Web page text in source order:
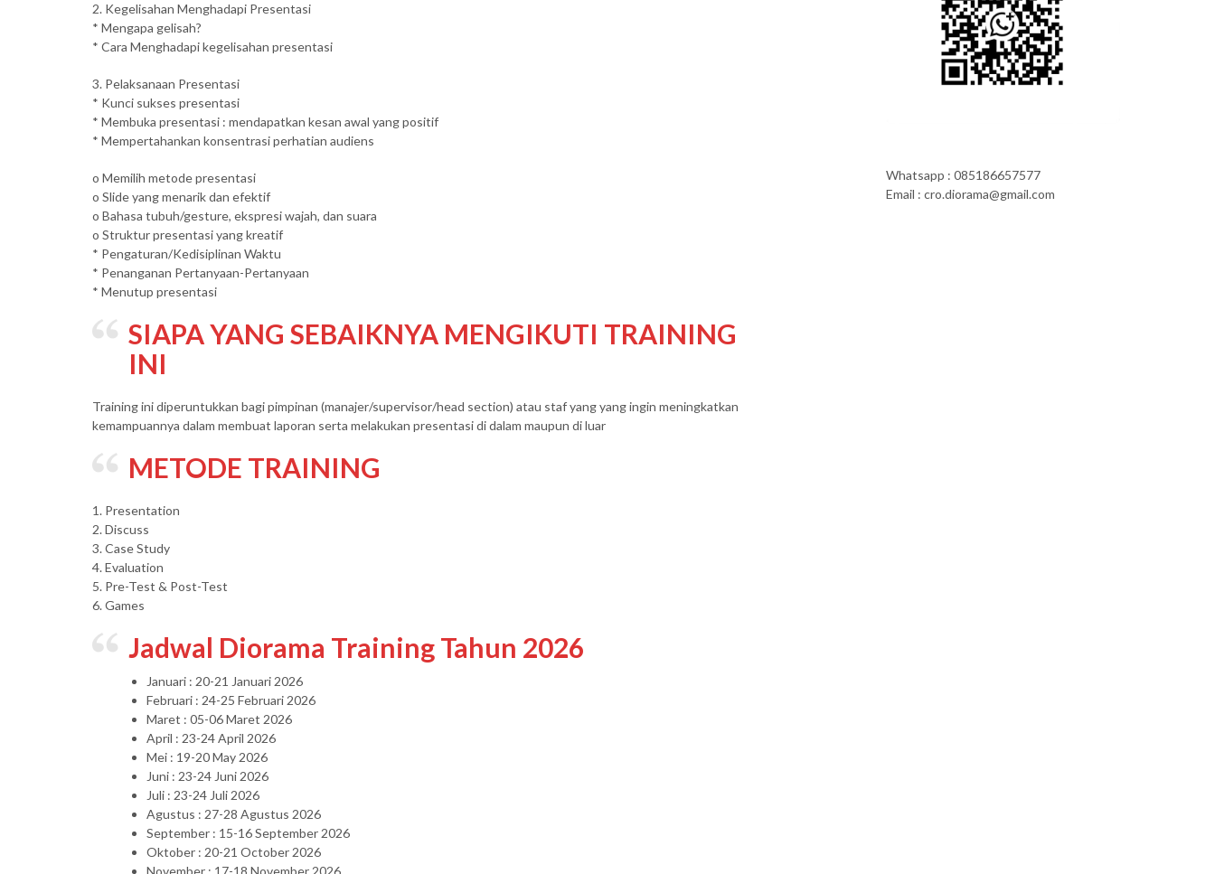
2. Kegelisahan Menghadapi Presentasi
* Mengapa gelisah?
* Cara Menghadapi kegelisahan presentasi
3. Pelaksanaan Presentasi
* Kunci sukses presentasi
* Membuka presentasi : mendapatkan kesan awal yang positif
* Mempertahankan konsentrasi perhatian audiens
o Memilih metode presentasi
o Slide yang menarik dan efektif
o Bahasa tubuh/gesture, ekspresi wajah, dan suara
o Struktur presentasi yang kreatif
* Pengaturan/Kedisiplinan Waktu
* Penanganan Pertanyaan-Pertanyaan
* Menutup presentasi
SIAPA YANG SEBAIKNYA MENGIKUTI TRAINING
INI
Training ini diperuntukkan bagi pimpinan (manajer/supervisor/head section) atau staf yang yang ingin meningkatkan
kemampuannya dalam membuat laporan serta melakukan presentasi di dalam maupun di luar
METODE TRAINING
1. Presentation
2. Discuss
3. Case Study
4. Evaluation
5. Pre-Test & Post-Test
6. Games
Jadwal Diorama Training Tahun 2026
Januari : 20-21 Januari 2026
Februari : 24-25 Februari 2026
Maret : 05-06 Maret 2026
April : 23-24 April 2026
Mei : 19-20 May 2026
Juni : 23-24 Juni 2026
Juli : 23-24 Juli 2026
Agustus : 27-28 Agustus 2026
September : 15-16 September 2026
Oktober : 20-21 October 2026
November : 17-18 November 2026
Whatsapp : 085186657577
Email : cro.diorama@gmail.com